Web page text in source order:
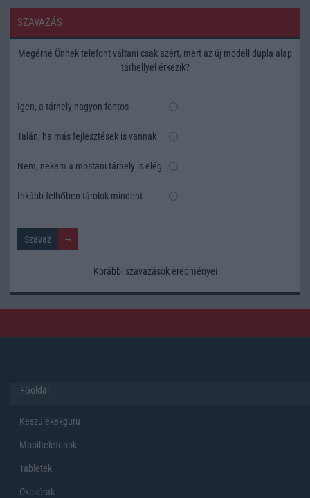
SZAVAZÁS
Megérné Önnek telefont váltani csak azért, mert az új modell dupla alap
tárhellyel érkezik?
Igen, a tárhely nagyon fontos
Talán, ha más fejlesztések is vannak
Nem, nekem a mostani tárhely is elég
Inkább felhőben tárolok mindent
Korábbi szavazások eredményei
Főoldal
Készülékekguru
Mobiltelefonok
Tabletek
Okosórák